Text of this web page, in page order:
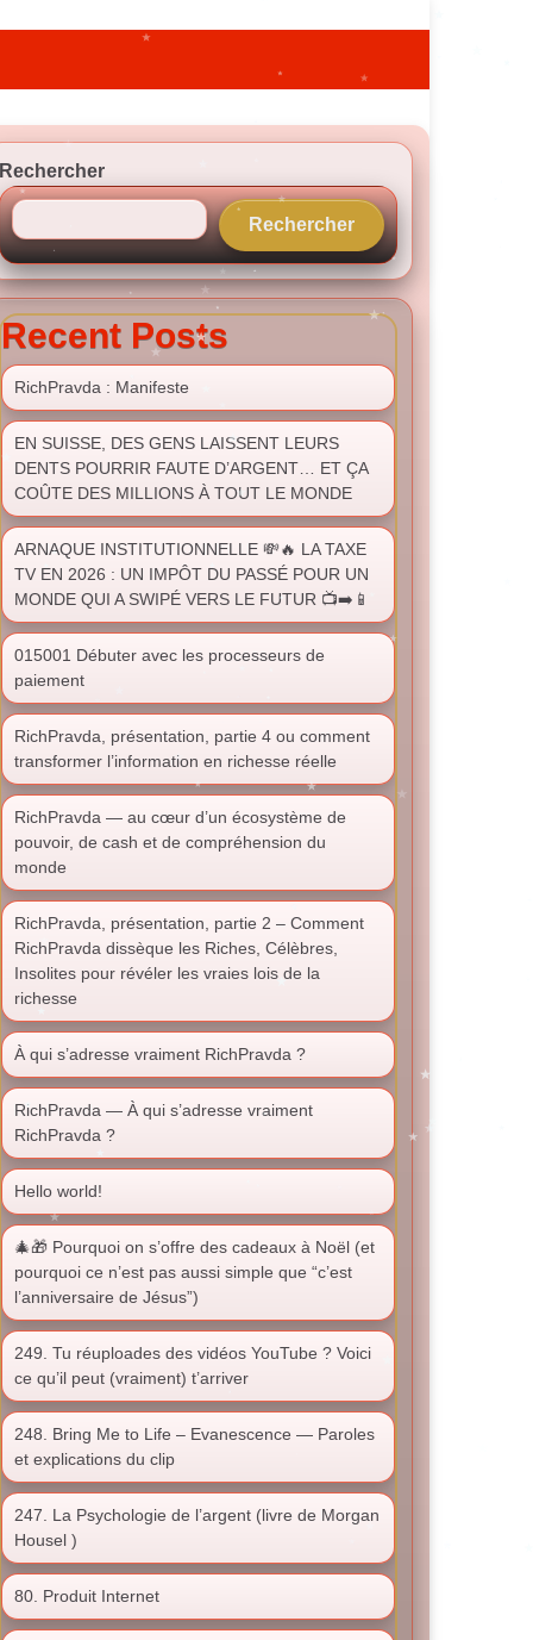
Rechercher
Rechercher
Recent Posts
RichPravda : Manifeste
EN SUISSE, DES GENS LAISSENT LEURS
DENTS POURRIR FAUTE D’ARGENT… ET ÇA
COÛTE DES MILLIONS À TOUT LE MONDE
ARNAQUE INSTITUTIONNELLE 💸🔥 LA TAXE
TV EN 2026 : UN IMPÔT DU PASSÉ POUR UN
MONDE QUI A SWIPÉ VERS LE FUTUR 📺➡️📱
015001 Débuter avec les processeurs de
paiement
RichPravda, présentation, partie 4 ou comment
transformer l’information en richesse réelle
RichPravda — au cœur d’un écosystème de
pouvoir, de cash et de compréhension du
monde
RichPravda, présentation, partie 2 – Comment
RichPravda dissèque les Riches, Célèbres,
Insolites pour révéler les vraies lois de la
richesse
À qui s’adresse vraiment RichPravda ?
RichPravda — À qui s’adresse vraiment
RichPravda ?
Hello world!
🎄🎁 Pourquoi on s’offre des cadeaux à Noël (et
pourquoi ce n’est pas aussi simple que “c’est
l’anniversaire de Jésus”)
249. Tu réuploades des vidéos YouTube ? Voici
ce qu’il peut (vraiment) t’arriver
248. Bring Me to Life – Evanescence — Paroles
et explications du clip
247. La Psychologie de l’argent (livre de Morgan
Housel )
80. Produit Internet